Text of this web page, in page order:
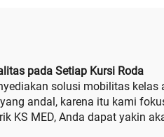
pada Setiap Kursi Roda
solusi mobilitas
andal, karena itu kami
KS MED, Anda dapat yakin